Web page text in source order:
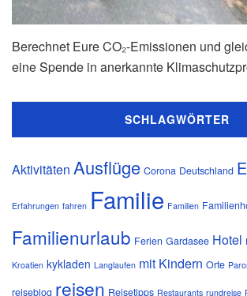
Berechnet Eure CO₂-Emissionen und
eine Spende in anerkannte
SCHLAGWÖRTER
Aktivitäten Ausflüge Corona Deutschland
Erfahrungen fahren Familie Familien
Familienurlaub Ferien Gardasee Hotel
Kroatien kykladen Langlaufen mit Kindern Orte
reiseblog reisen Reisetipps Restaurants rundreise